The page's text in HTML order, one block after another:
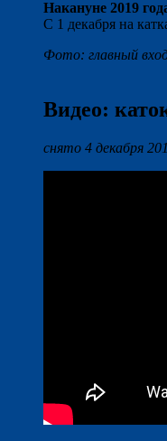
Накануне 2019
С 1 декабря на
Фото: главный
Видео:
снято 4 декабря